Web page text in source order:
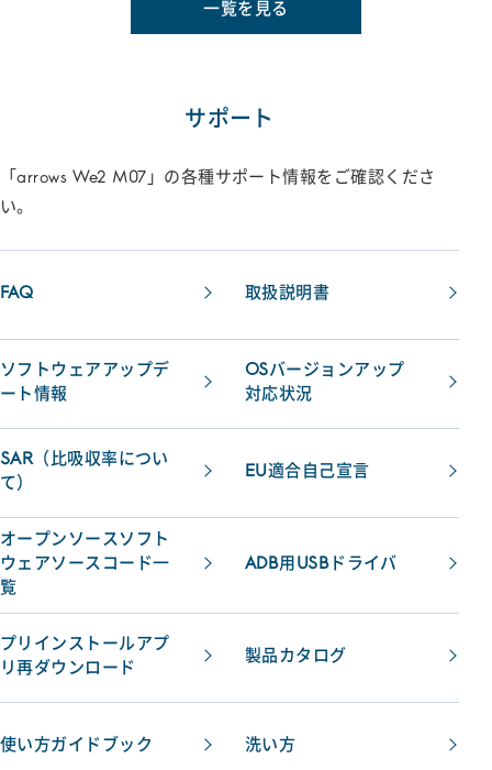
一覧を見る
サポート
「arrows We2 M07」の各種サポート情報をご確認くださ
い。
FAQ 取扱説明書
ソフトウェアアップデ
ート情報
OSバージョンアップ
対応状況
SAR（比吸収率につい
て）
EU適合自己宣言
オープンソースソフト
ウェアソースコード一
覧
ADB用USBドライバ
プリインストールアプ
リ再ダウンロード
製品カタログ
使い方ガイドブック 洗い方